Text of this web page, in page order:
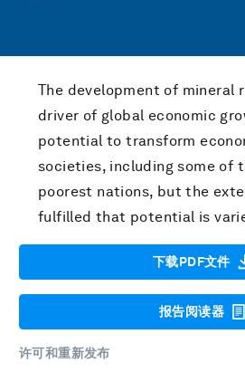
The development of mineral
driver of global economic
potential to transform
societies, including some of
poorest nations, but the
fulfilled that potential is
下载PDF文件
报告阅读器
许可和重新发布